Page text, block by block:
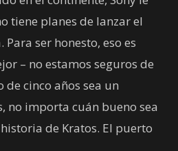
tiene planes de lanzar el
ser honesto, eso es
– no estamos seguros de
cinco años sea un
no importa cuán bueno sea
de Kratos. El puerto